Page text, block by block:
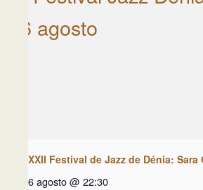
XXII Festival de Jazz de Dénia: Sara
6 agosto @ 22:30